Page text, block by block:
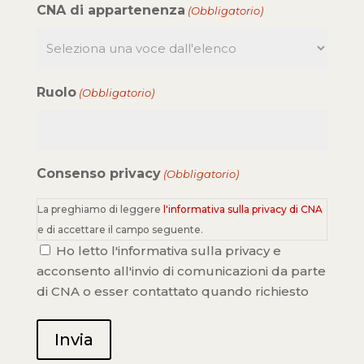
CNA di appartenenza (Obbligatorio)
Ruolo (Obbligatorio)
Consenso privacy (Obbligatorio)
La preghiamo di leggere l'informativa sulla privacy di CNA
e di accettare il campo seguente.
Ho letto l'informativa sulla privacy e
acconsento all'invio di comunicazioni da parte
di CNA o esser contattato quando richiesto
Invia